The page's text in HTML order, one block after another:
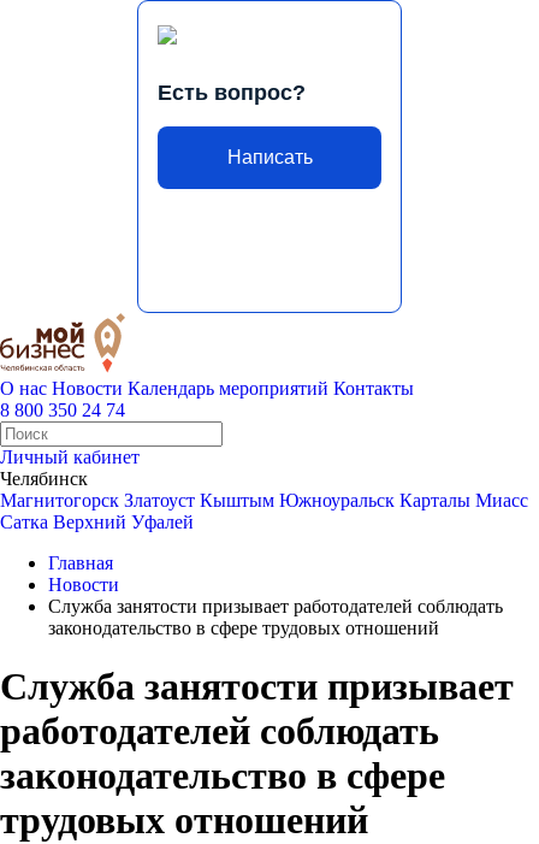
Есть вопрос?
Написать
О нас Новости Календарь мероприятий Контакты
8 800 350 24 74
Личный кабинет
Челябинск
Магнитогорск Златоуст Кыштым Южноуральск Карталы Миасс
Сатка Верхний Уфалей
Главная
Новости
Служба занятости призывает работодателей соблюдать
законодательство в сфере трудовых отношений
Служба занятости призывает
работодателей соблюдать
законодательство в сфере
трудовых отношений